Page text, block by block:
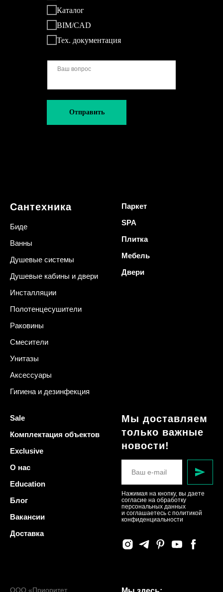
Каталог
BIM/CAD
Тех. документация
Отправить
Сантехника
Биде
Ванны
Душевые системы
Душевые кабины и двери
Инсталляции
Полотенцесушители
Раковины
Смесители
Унитазы
Аксессуары
Гигиена и дезинфекция
Паркет
SPA
Плитка
Мебель
Двери
Sale
Комплектация объектов
Exclusive
О нас
Education
Блог
Вакансии
Доставка
Мы доставляем
только важные
новости!
Нажимая на кнопку, вы даете
согласие на обработку
персональных данных
и соглашаетесь c политикой
конфиденциальности
ООО «Приоритет